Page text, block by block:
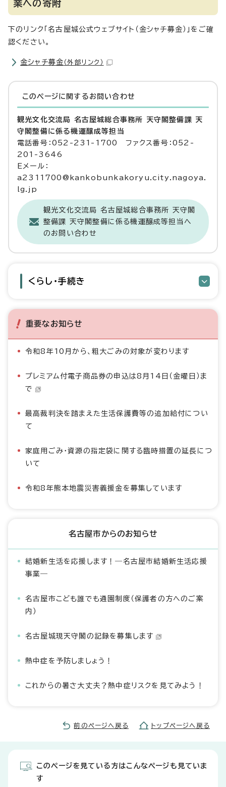
業への寄附
下のリンク「名古屋城公式ウェブサイト（金シャチ募金）」をご確
認ください。
金シャチ募金 （外部リンク）
このページに関する お問い合わせ
観光文化交流局 名古屋城総合事務所 天守閣整備課 天
守閣整備に係る機運醸成等担当
電話番号：052-231-1700 ファクス番号：052-
201-3646
Eメール：
a2311700@kankobunkakoryu.city.nagoya.
lg.jp
観光文化交流局 名古屋城総合事務所 天守閣
整備課 天守閣整備に係る機運醸成等担当へ
のお問い合わせ
くらし・手続き
重要なお知らせ
令和8年10月から、粗大ごみの対象が変わります
プレミアム付電子商品券の申込は8月14日（金曜日）ま
で
最高裁判決を踏まえた生活保護費等の追加給付につい
て
家庭用ごみ・資源の指定袋に関する臨時措置の延長につ
いて
令和8年熊本地震災害義援金を募集しています
名古屋市からのお知らせ
結婚新生活を応援します！―名古屋市結婚新生活応援
事業―
名古屋市こども誰でも通園制度（保護者の方へのご案
内）
名古屋城現天守閣の記録を募集します
熱中症を予防しましょう！
これからの暑さ大丈夫？熱中症リスクを見てみよう！
前のページへ戻る トップページへ戻る
このページを見ている方はこんなページも見ていま
す